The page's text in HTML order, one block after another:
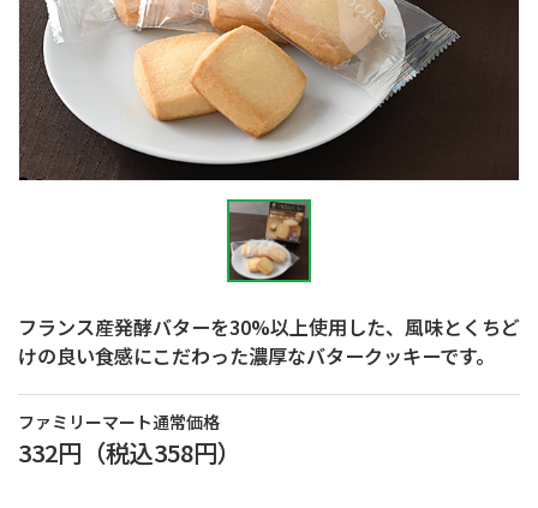
フランス産発酵バターを30%以上使用した、風味とくちど
けの良い食感にこだわった濃厚なバタークッキーです。
ファミリーマート通常価格
332円 （税込358円）